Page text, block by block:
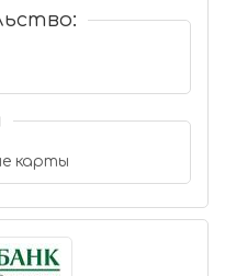
карты